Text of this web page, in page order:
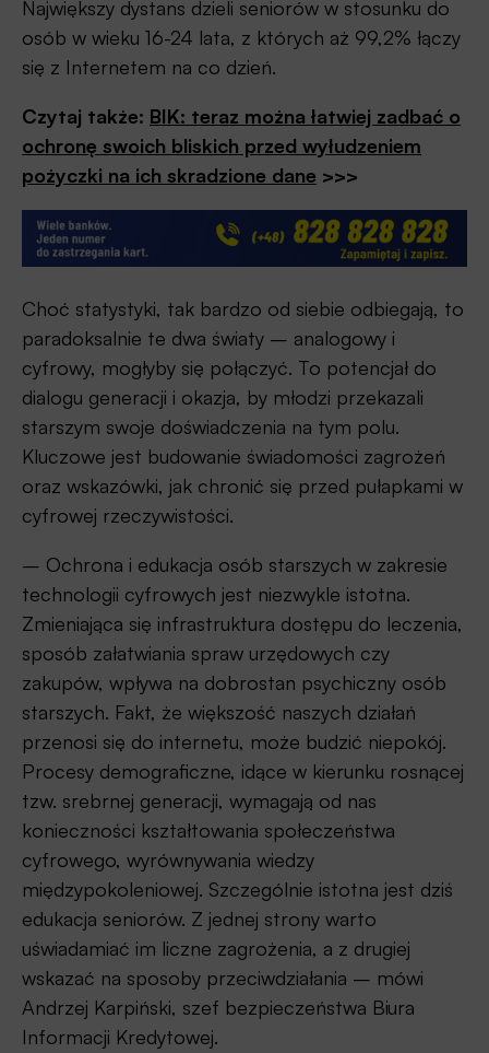
Największy dystans dzieli seniorów w stosunku do
osób w wieku 16-24 lata, z których aż 99,2% łączy
się z Internetem na co dzień.
Czytaj także: BIK: teraz można łatwiej zadbać o
ochronę swoich bliskich przed wyłudzeniem
pożyczki na ich skradzione dane >>>
Choć statystyki, tak bardzo od siebie odbiegają, to
paradoksalnie te dwa światy – analogowy i
cyfrowy, mogłyby się połączyć. To potencjał do
dialogu generacji i okazja, by młodzi przekazali
starszym swoje doświadczenia na tym polu.
Kluczowe jest budowanie świadomości zagrożeń
oraz wskazówki, jak chronić się przed pułapkami w
cyfrowej rzeczywistości.
– Ochrona i edukacja osób starszych w zakresie
technologii cyfrowych jest niezwykle istotna.
Zmieniająca się infrastruktura dostępu do leczenia,
sposób załatwiania spraw urzędowych czy
zakupów, wpływa na dobrostan psychiczny osób
starszych. Fakt, że większość naszych działań
przenosi się do internetu, może budzić niepokój.
Procesy demograficzne, idące w kierunku rosnącej
tzw. srebrnej generacji, wymagają od nas
konieczności kształtowania społeczeństwa
cyfrowego, wyrównywania wiedzy
międzypokoleniowej. Szczególnie istotna jest dziś
edukacja seniorów. Z jednej strony warto
uświadamiać im liczne zagrożenia, a z drugiej
wskazać na sposoby przeciwdziałania – mówi
Andrzej Karpiński, szef bezpieczeństwa Biura
Informacji Kredytowej.